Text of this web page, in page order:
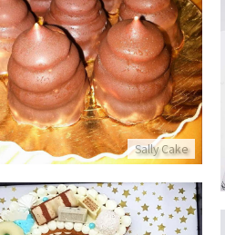
Sally Cake
קרמבו
פרטים נוספים